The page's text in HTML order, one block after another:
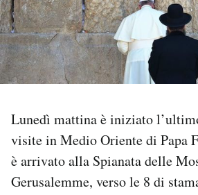
PODCAST
NEWSLETTER
SHOP
Lunedì mattina è iniziato
visite in Medio Oriente di Papa
è arrivato alla Spianata delle
Gerusalemme, verso le 8 di